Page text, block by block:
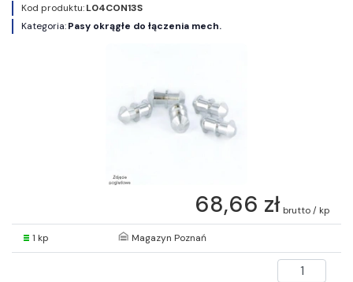
Kod produktu:L04CON13S
Kategoria:Pasy okrągłe do łączenia mech.
68,66 zł brutto / kp
1 kp Magazyn Poznań